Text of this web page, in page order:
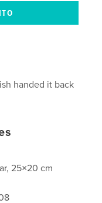
handed it back
25×20 cm